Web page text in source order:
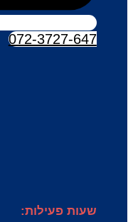
072-3727-647
שעות פעילות: